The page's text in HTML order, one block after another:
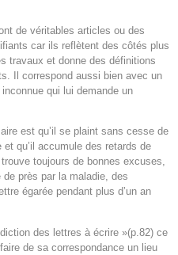
de véritables articles ou des
car ils reflètent des côtés plus
travaux et donne des définitions
Il correspond aussi bien avec un
qui lui demande un
est qu’il se plaint sans cesse de
et qu’il accumule des retards de
toujours de bonnes excuses,
près par la maladie, des
égarée pendant plus d’un an
des lettres à écrire »(p.82) ce
de sa correspondance un lieu